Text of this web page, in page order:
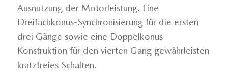
Ausnutzung der Motorleistung. Eine
Dreifachkonus-Synchronisierung für die ersten
drei Gänge sowie eine Doppelkonus-
Konstruktion für den vierten Gang gewährleisten
kratzfreies Schalten.